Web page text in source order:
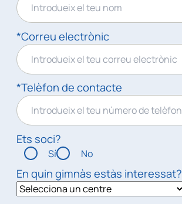
*Correu electrònic
*Telèfon de contacte
Ets soci?
Sí No
En quin gimnàs estàs interessat?